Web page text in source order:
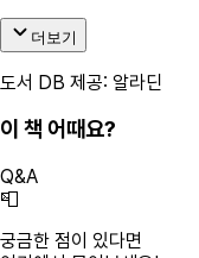
더보기
도서 DB 제공: 알라딘
이 책 어때요?
Q&A
📮
궁금한 점이 있다면